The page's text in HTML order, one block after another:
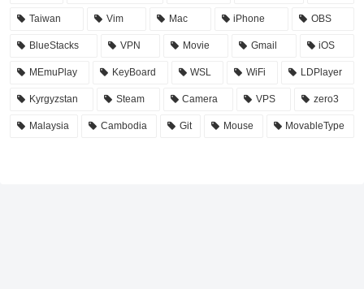
Taiwan Vim Mac iPhone OBS
BlueStacks VPN Movie Gmail iOS
MEmuPlay KeyBoard WSL WiFi LDPlayer
Kyrgyzstan Steam Camera VPS zero3
Malaysia Cambodia Git Mouse MovableType